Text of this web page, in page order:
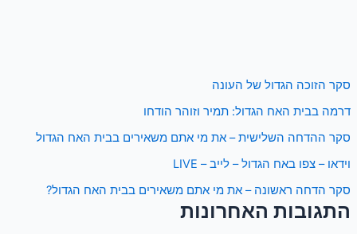
סקר הזוכה הגדול של העונה
דרמה בבית האח הגדול: תמיר וזוהר הודחו
סקר ההדחה השלישית – את מי אתם משאירים בבית האח הגדול
וידאו – צפו באח הגדול – לייב – LIVE
סקר הדחה ראשונה – את מי אתם משאירים בבית האח הגדול?
התגובות האחרונות